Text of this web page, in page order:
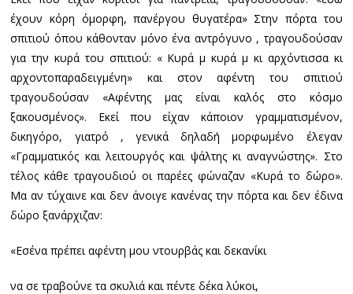
έχουν κόρη όμορφη, πανέργου θυγατέρα» Στην πόρτα του
σπιτιού όπου κάθονταν μόνο ένα αντρόγυνο , τραγουδούσαν
για την κυρά του σπιτιού: « Κυρά μ κυρά μ κι αρχόντισσα κι
αρχοντοπαραδειγμένη» και στον αφέντη του σπιτιού
τραγουδούσαν «Αφέντης μας είναι καλός στο κόσμο
ξακουσμένος». Εκεί που είχαν κάποιον γραμματισμένον,
δικηγόρο, γιατρό , γενικά δηλαδή μορφωμένο έλεγαν
«Γραμματικός και λειτουργός και ψάλτης κι αναγνώστης». Στο
τέλος κάθε τραγουδιού οι παρέες φώναζαν «Κυρά το δώρο».
Μα αν τύχαινε και δεν άνοιγε κανένας την πόρτα και δεν έδινα
δώρο ξανάρχιζαν:
«Εσένα πρέπει αφέντη μου ντουρβάς και δεκανίκι
να σε τραβούνε τα σκυλιά και πέντε δέκα λύκοι,